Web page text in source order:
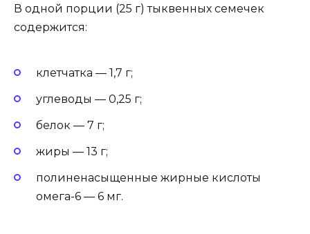
В одной порции (25 г) тыквенных семечек
содержится:
клетчатка — 1,7 г;
углеводы — 0,25 г;
белок — 7 г;
жиры — 13 г;
полиненасыщенные жирные кислоты
омега-6 — 6 мг.